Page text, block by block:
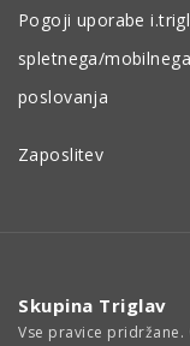
Pogoji uporabe
spletnega/mobilnega
poslovanja
Zaposlitev
Skupina Triglav
Vse pravice